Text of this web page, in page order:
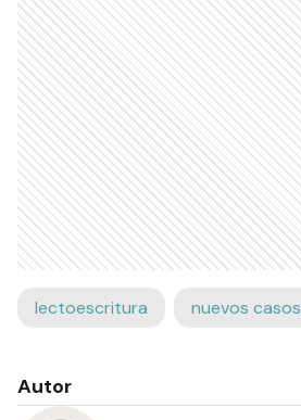
lectoescritura nuevos casos
Autor